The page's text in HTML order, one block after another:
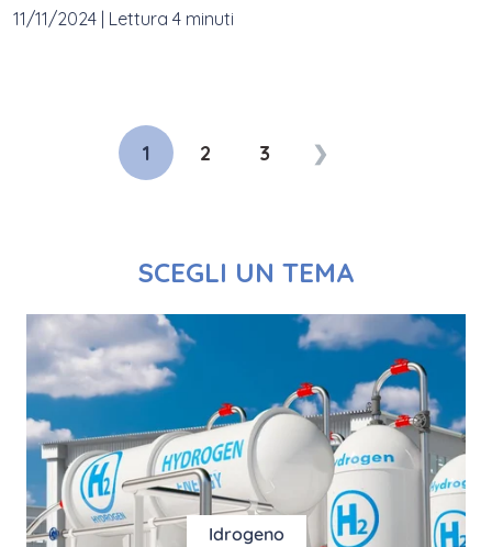
11/11/2024 Lettura 4 minuti
1 2 3 ❯
SCEGLI UN TEMA
Idrogeno